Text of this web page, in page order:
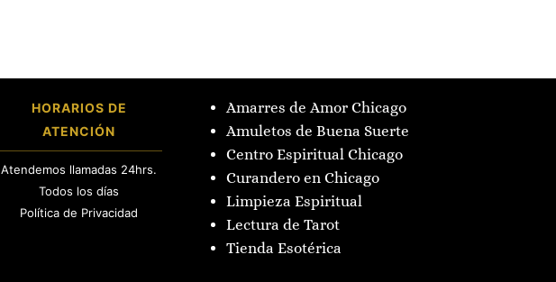
HORARIOS DE
ATENCIÓN
Atendemos llamadas 24hrs.
Todos los días
Política de Privacidad
Amarres de Amor Chicago
Amuletos de Buena Suerte
Centro Espiritual Chicago
Curandero en Chicago
Limpieza Espiritual
Lectura de Tarot
Tienda Esotérica